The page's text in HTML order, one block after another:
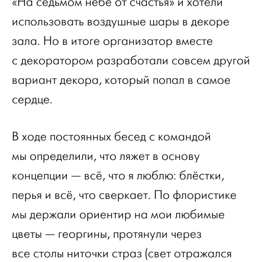
использовать воздушные шары в декоре
зала. Но в итоге организатор вместе
с декоратором разработали совсем другой
вариант декора, который попал в самое
сердце.
В ходе постоянных бесед с командой
мы определили, что ляжет в основу
концепции — всё, что я люблю: блёстки,
перья и всё, что сверкает. По флористике
мы держали ориентир на мои любимые
цветы — георгины, протянули через
все столы ниточки страз (свет отражался